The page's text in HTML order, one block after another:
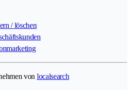
/ löschen
von localsearch